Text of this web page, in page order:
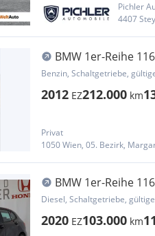
Pichler
4407
BMW 1er-Reihe
Pickerl
Benzin, Schaltgetriebe,
2012 EZ212.000 km
Privat
1050 Wien, 05. Bezirk,
BMW 1er-Reihe
Diesel, Schaltgetriebe,
2020 EZ103.000 km